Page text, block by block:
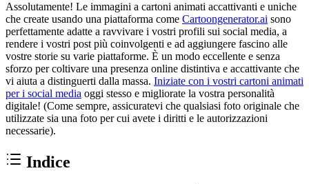
Assolutamente! Le immagini a cartoni animati accattivanti e uniche
che create usando una piattaforma come Cartoongenerator.ai sono
perfettamente adatte a ravvivare i vostri profili sui social media, a
rendere i vostri post più coinvolgenti e ad aggiungere fascino alle
vostre storie su varie piattaforme. È un modo eccellente e senza
sforzo per coltivare una presenza online distintiva e accattivante che
vi aiuta a distinguerti dalla massa. Iniziate con i vostri cartoni animati
per i social media oggi stesso e migliorate la vostra personalità
digitale! (Come sempre, assicuratevi che qualsiasi foto originale che
utilizzate sia una foto per cui avete i diritti e le autorizzazioni
necessarie).
Indice